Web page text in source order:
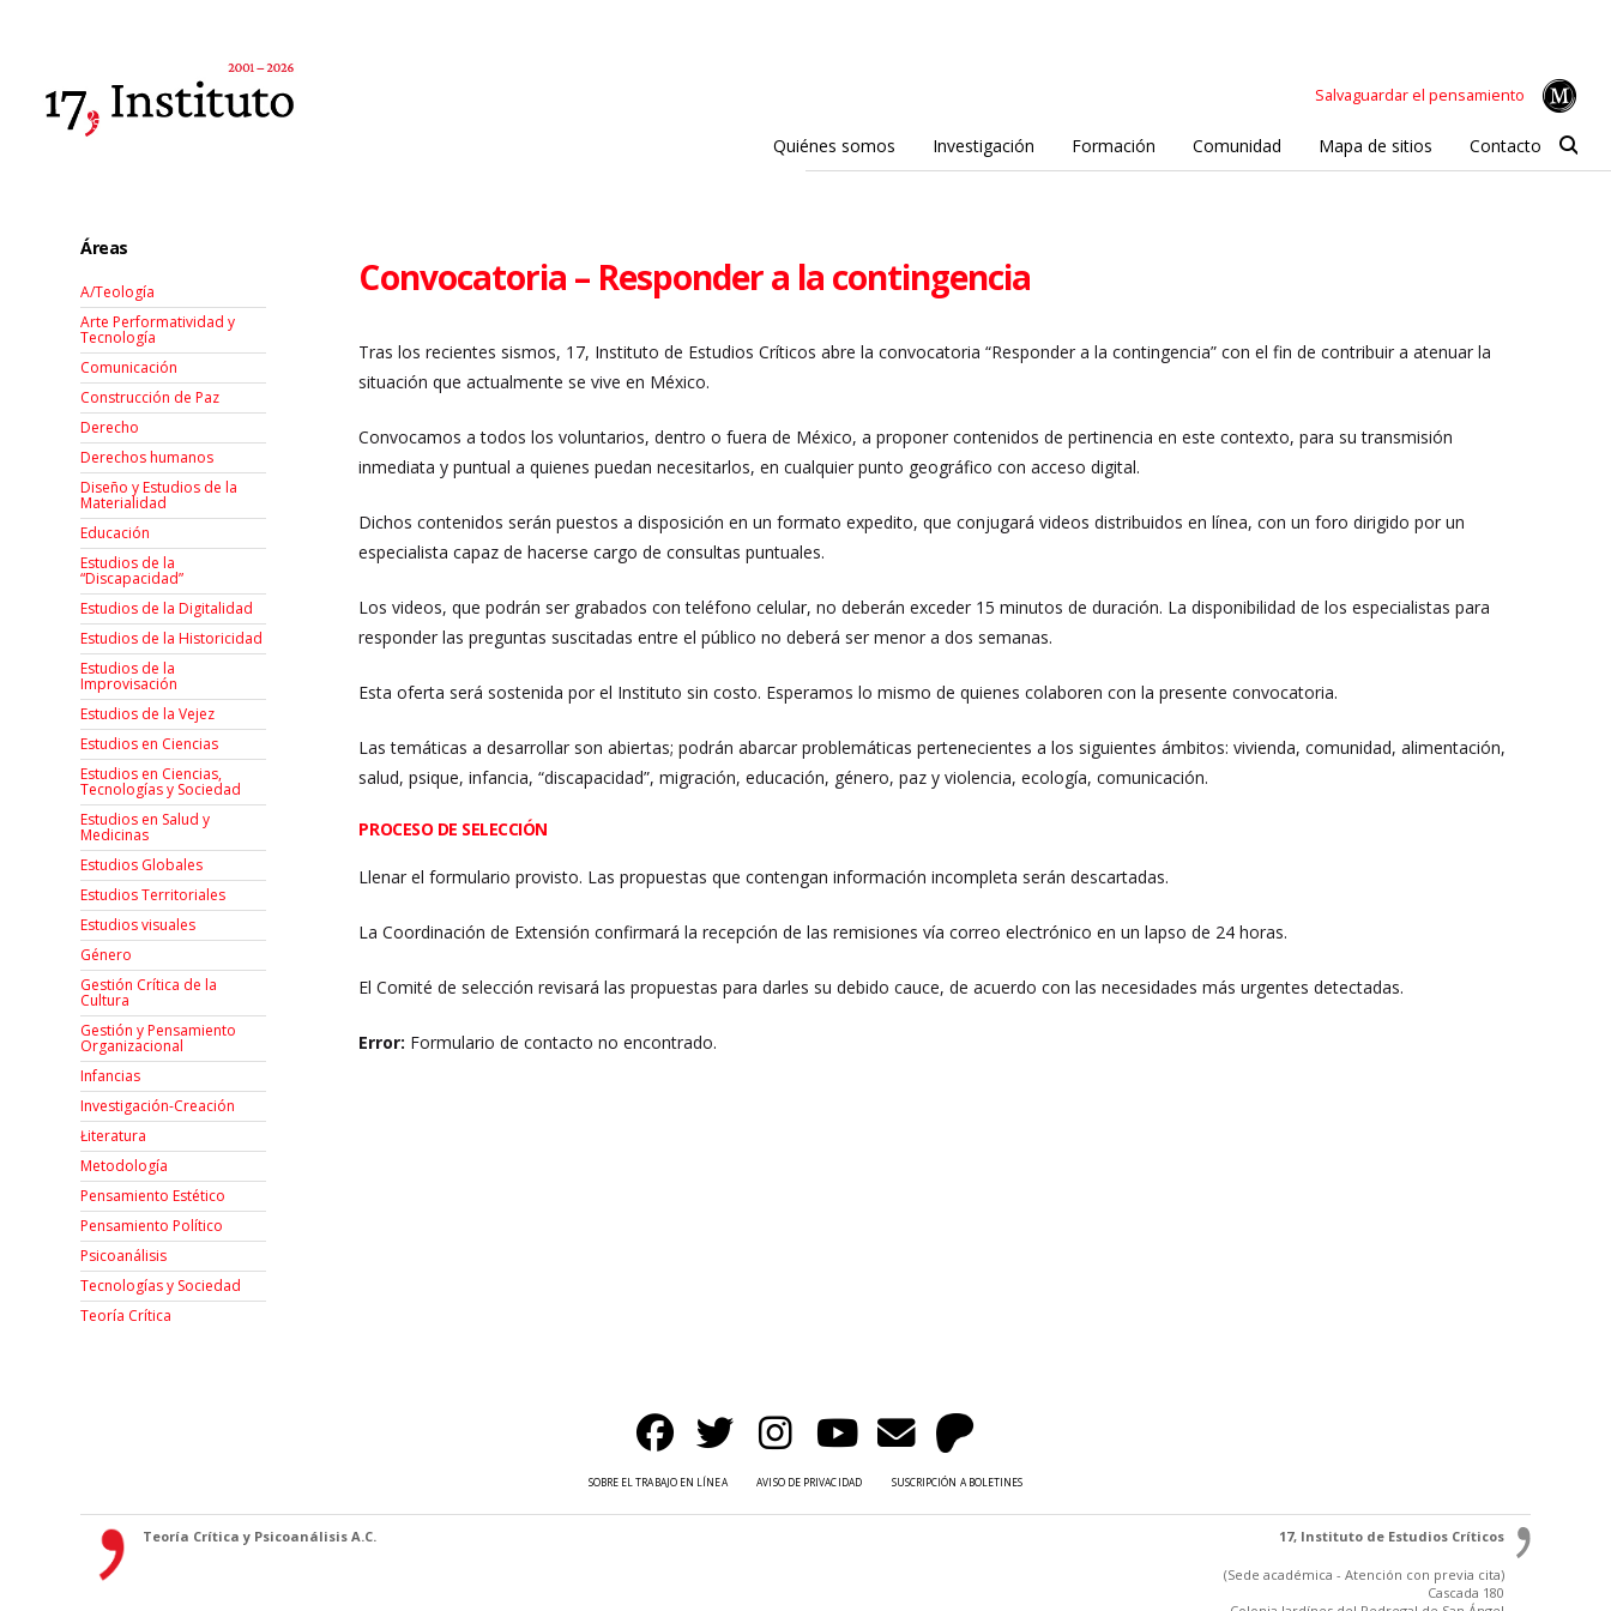
Salvaguardar el pensamiento
Quiénes somos Investigación Formación Comunidad Mapa de sitios Contacto
Convocatoria – Responder a la contingencia
Tras los recientes sismos, 17, Instituto de Estudios Críticos abre la convocatoria “Responder a la contingencia” con el fin de contribuir a atenuar la
situación que actualmente se vive en México.
Convocamos a todos los voluntarios, dentro o fuera de México, a proponer contenidos de pertinencia en este contexto, para su transmisión
inmediata y puntual a quienes puedan necesitarlos, en cualquier punto geográfico con acceso digital.
Dichos contenidos serán puestos a disposición en un formato expedito, que conjugará videos distribuidos en línea, con un foro dirigido por un
especialista capaz de hacerse cargo de consultas puntuales.
Los videos, que podrán ser grabados con teléfono celular, no deberán exceder 15 minutos de duración. La disponibilidad de los especialistas para
responder las preguntas suscitadas entre el público no deberá ser menor a dos semanas.
Esta oferta será sostenida por el Instituto sin costo. Esperamos lo mismo de quienes colaboren con la presente convocatoria.
Las temáticas a desarrollar son abiertas; podrán abarcar problemáticas pertenecientes a los siguientes ámbitos: vivienda, comunidad, alimentación,
salud, psique, infancia, “discapacidad”, migración, educación, género, paz y violencia, ecología, comunicación.
PROCESO DE SELECCIÓN
Llenar el formulario provisto. Las propuestas que contengan información incompleta serán descartadas.
La Coordinación de Extensión confirmará la recepción de las remisiones vía correo electrónico en un lapso de 24 horas.
El Comité de selección revisará las propuestas para darles su debido cauce, de acuerdo con las necesidades más urgentes detectadas.
Error: Formulario de contacto no encontrado.
Áreas
A/Teología
Arte Performatividad y
Tecnología
Comunicación
Construcción de Paz
Derecho
Derechos humanos
Diseño y Estudios de la
Materialidad
Educación
Estudios de la
“Discapacidad”
Estudios de la Digitalidad
Estudios de la Historicidad
Estudios de la
Improvisación
Estudios de la Vejez
Estudios en Ciencias
Estudios en Ciencias,
Tecnologías y Sociedad
Estudios en Salud y
Medicinas
Estudios Globales
Estudios Territoriales
Estudios visuales
Género
Gestión Crítica de la
Cultura
Gestión y Pensamiento
Organizacional
Infancias
Investigación-Creación
Łiteratura
Metodología
Pensamiento Estético
Pensamiento Político
Psicoanálisis
Tecnologías y Sociedad
Teoría Crítica
SOBRE EL TRABAJO EN LÍNEA AVISO DE PRIVACIDAD SUSCRIPCIÓN A BOLETINES
Teoría Crítica y Psicoanálisis A.C. 17, Instituto de Estudios Críticos
(Sede académica - Atención con previa cita)
Cascada 180